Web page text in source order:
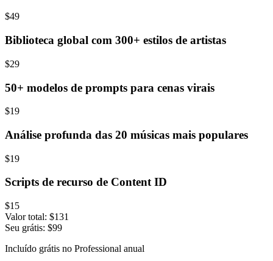
$49
Biblioteca global com 300+ estilos de artistas
$29
50+ modelos de prompts para cenas virais
$19
Análise profunda das 20 músicas mais populares
$19
Scripts de recurso de Content ID
$15
Valor total: $131
Seu grátis: $99
Incluído grátis no Professional anual